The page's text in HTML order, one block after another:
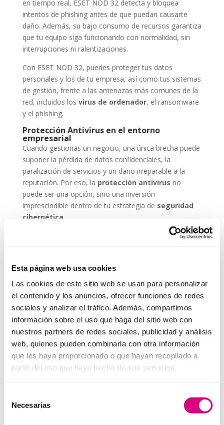
Esta página web usa cookies
Las cookies de este sitio web se usan para personalizar
el contenido y los anuncios, ofrecer funciones de redes
sociales y analizar el tráfico. Además, compartimos
información sobre el uso que haga del sitio web con
nuestros partners de redes sociales, publicidad y análisis
web, quienes pueden combinarla con otra información
que les haya proporcionado o que hayan recopilado a
partir del uso que haya hecho de sus servicios.
Necesarias
en tiempo real, ESET NOD 32 detecta y bloquea
intentos de phishing antes de que puedan causarte
daño. Además, su bajo consumo de recursos garantiza
que tu equipo siga funcionando con normalidad, sin
interrupciones ni ralentizaciones.
Con ESET NOD 32, puedes proteger tus datos
personales y los de tu empresa, así como tus sistemas
de gestión, frente a las amenazas más comunes de la
red, incluidos los virus de ordenador, el ransomware
y el phishing.
Protección Antivirus en el entorno
empresarial
Cuando gestionas un negocio, una única brecha puede
suponer la pérdida de datos confidenciales, la
paralización de servicios y un daño irreparable a la
reputación. Por eso, la protección antivirus no
puede ser una opción, sino una inversión
imprescindible dentro de tu estrategia de seguridad
cibernética
ESET NOD 32 ofrece versiones adaptadas para
entornos empresariales, con consolas de
este modo, puedes garantizar que todos los
dispositivos de tu red estén seguros, actualizados y
libres de amenazas.
Grupo-System, ¿Quiénes somos?
EnSystem Network Communication, con más de
15 años de experiencia, disponemos de un equipo de
profesionales especializados para cada área de
negocio.Telefonía Virtual, Antivirus y Seguridad,
Marketing 2.0, Obras y Proyecto e International
Puedes contactar con nosotros en el
900 800 806o a